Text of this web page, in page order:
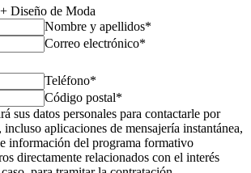
Diseño de Moda
Nombre y apellidos*
Correo electrónico*
Teléfono*
Código postal*
sus datos personales para contactarle por
aplicaciones de mensajería instantánea,
información del programa formativo
directamente relacionados con el interés